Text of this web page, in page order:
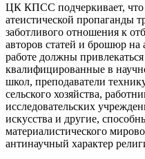
ЦК КПСС подчеркивает, что
атеистической пропаганды
заботливого отношения к
авторов статей и брошюр
работе должны
квалифицированные в
школ, преподаватели
сельского хозяйства,
исследовательских
искусства и другие,
материалистического
антинаучный характер